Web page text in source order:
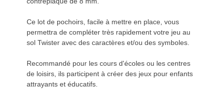
Ce lot de pochoirs, facile à mettre en place, vous
permettra de compléter très rapidement votre jeu au
sol Twister avec des caractères et/ou des symboles.
Recommandé pour les cours d'écoles ou les centres
de loisirs, ils participent à créer des jeux pour enfants
attrayants et éducatifs.